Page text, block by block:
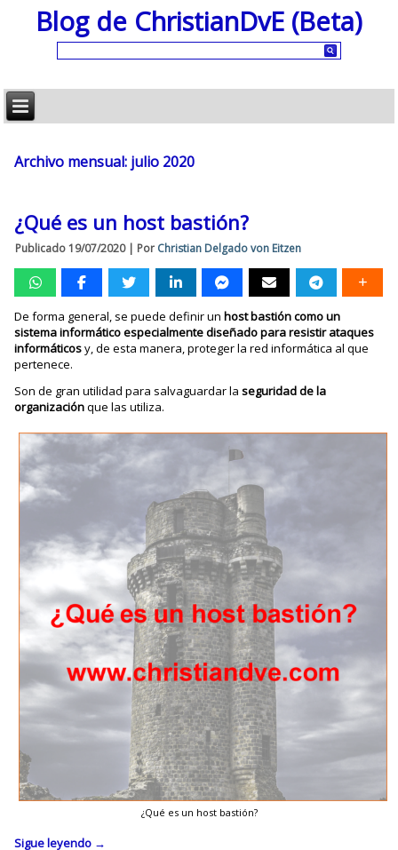
Blog de ChristianDvE (Beta)
Archivo mensual: julio 2020
¿Qué es un host bastión?
Publicado 19/07/2020| Por Christian Delgado von Eitzen
De forma general, se puede definir unhost bastión como un
sistema informático especialmente diseñado para resistir ataques
informáticosy, de esta manera, proteger la red informática al que
pertenece.
Son de gran utilidad para salvaguardar laseguridad de la
organizaciónque las utiliza.
¿Qué es un host bastión?
Sigue leyendo →